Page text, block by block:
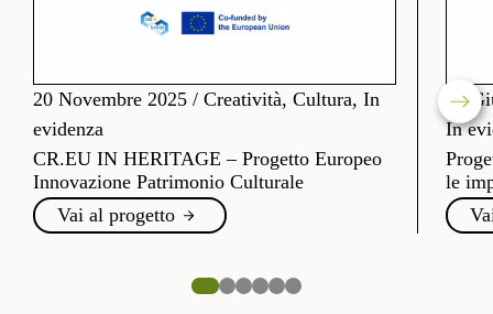
20 Novembre 2025 / Creatività, Cultura, In
evidenza
CR.EU IN HERITAGE – Progetto Europeo
Innovazione Patrimonio Culturale
Vai al progetto
26
In
le